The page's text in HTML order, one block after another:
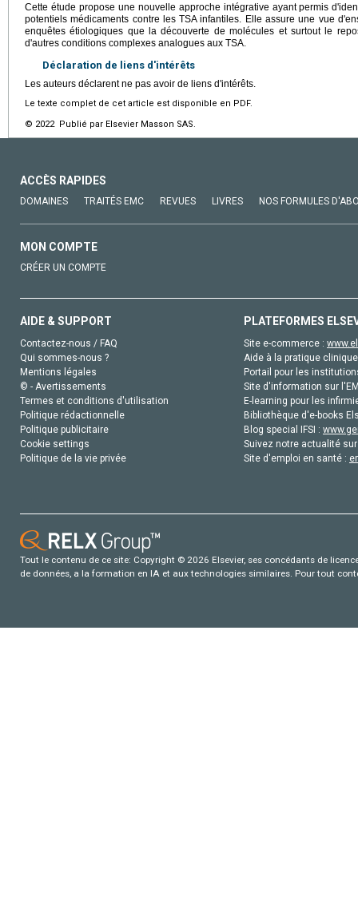
Cette étude propose une nouvelle approche intégrative ayant permis
potentiels médicaments contre les TSA infantiles. Elle assure une vue
enquêtes étiologiques que la découverte de molécules et surtout le
d'autres conditions complexes analogues aux TSA.
Déclaration de liens d'intérêts
Les auteurs déclarent ne pas avoir de liens d'intérêts.
Le texte complet de cet article est disponible en PDF.
© 2022 Publié par Elsevier Masson SAS.
ACCÈS RAPIDES
DOMAINES TRAITÉS EMC REVUES LIVRES NOS FORMULES
MON COMPTE
CRÉER UN COMPTE
AIDE & SUPPORT
Contactez-nous / FAQ
Qui sommes-nous ?
Mentions légales
© - Avertissements
Termes et conditions d'utilisation
Politique rédactionnelle
Politique publicitaire
Cookie settings
Politique de la vie privée
PLATEFORMES
Site e-commerce :
Aide à la pratique
Portail pour les
Site d'information sur
E-learning pour les
Bibliothèque d'e-books
Blog special IFSI :
Suivez notre actualité
Site d'emploi en santé :
Tout le contenu de ce site: Copyright © 2026 Elsevier, ses concédants de
de données, a la formation en IA et aux technologies similaires. Pour tout